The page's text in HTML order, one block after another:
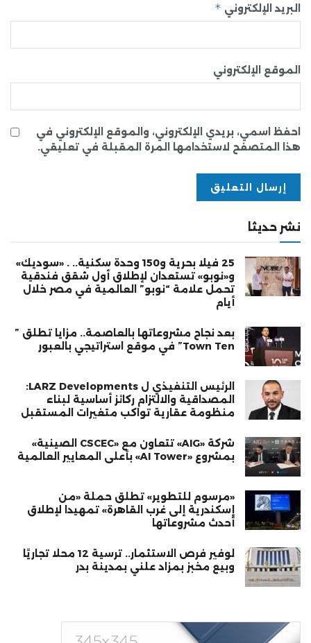
البريد الإلكتروني *
الموقع الإلكتروني
احفظ اسمي، بريدي الإلكتروني، والموقع الإلكتروني في
هذا المتصفح لاستخدامها المرة المقبلة في تعليقي.
نشر حديثا
25 فيلا بحرية و150 وحدة سكنية.. . «سوديك»
و«نوبو» تستعدان لإطلاق أول شقق فندقية
تحمل علامة “نوبو” العالمية في مصر خلال
أيام
بعد نجاح مشروعاتها بالعاصمة.. مزايا تطلق ”
Town Ten” في موقع استراتيجي بالعبور
الرئيس التنفيذي ل LARZ Developments:
المصداقية والالتزام ركائز أساسية لبناء
منظومة عقارية تواكب متغيرات المستقبل
شركة «AIG» تتعاون مع «CSCEC الصينية»
بمشروع «AI Tower» بأعلى المعايير العالمية
«مرسوم للتطوير» تطلق حملة «من
إسكندرية إلى غرب القاهرة» تمهيدا لإطلاق
أحدث مشروعاتها
لوفير فرص الاستثمار.. ترسية 12 محلًا تجاريًا
وبيع مخبز بمزاد علني بمدينة بدر